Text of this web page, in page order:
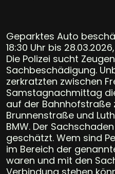
Geparktes Auto
18:30 Uhr bis
Die Polizei sucht
Sachbeschädigung.
zerkratzten zwischen
Samstagnachmittag
auf der Bahnhofstraße
Brunnenstraße und
BMW. Der
geschätzt. Wem sind
im Bereich der
waren und mit den